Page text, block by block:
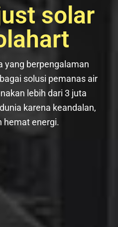
solar
yang berpengalaman
solusi pemanas air
karena keandalan,
hemat energi.